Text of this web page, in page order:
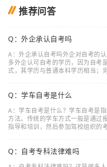
推荐问答
Q：外企承认自考吗
A：外企承认自考吗外企对自考的
多外企认可自考的学历，因为自考
式，其学历与普通本科学历相当；
Q：学车自考是什么
A：学车自考是什么？学车自考是
方法。传统的学车方式一般是通过
指导和培训，然后参加驾校组织的
Q：自考专科法律难吗